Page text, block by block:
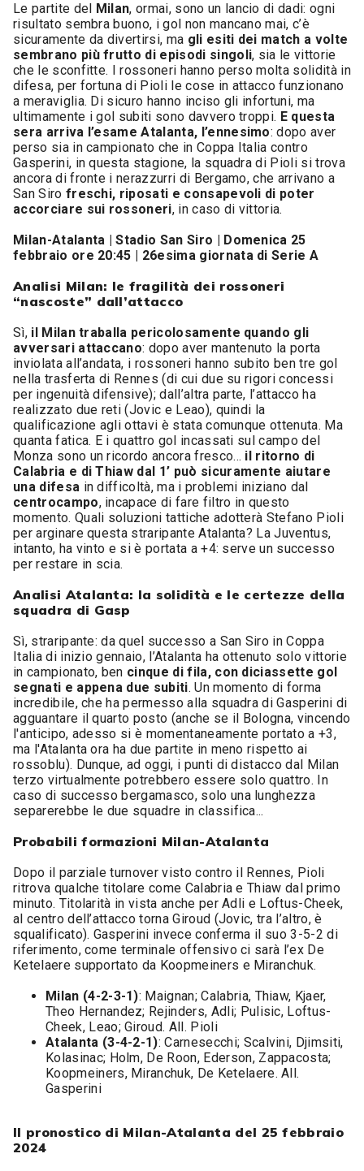
Le partite del Milan, ormai, sono un lancio di dadi: ogni
risultato sembra buono, i gol non mancano mai, c’è
sicuramente da divertirsi, ma gli esiti dei match a volte
sembrano più frutto di episodi singoli, sia le vittorie
che le sconfitte. I rossoneri hanno perso molta solidità in
difesa, per fortuna di Pioli le cose in attacco funzionano
a meraviglia. Di sicuro hanno inciso gli infortuni, ma
ultimamente i gol subiti sono davvero troppi. E questa
sera arriva l’esame Atalanta, l’ennesimo: dopo aver
perso sia in campionato che in Coppa Italia contro
Gasperini, in questa stagione, la squadra di Pioli si trova
ancora di fronte i nerazzurri di Bergamo, che arrivano a
San Siro freschi, riposati e consapevoli di poter
accorciare sui rossoneri, in caso di vittoria.
Milan-Atalanta | Stadio San Siro | Domenica 25
febbraio ore 20:45 | 26esima giornata di Serie A
Analisi Milan: le fragilità dei rossoneri
“nascoste” dall’attacco
Sì, il Milan traballa pericolosamente quando gli
avversari attaccano: dopo aver mantenuto la porta
inviolata all’andata, i rossoneri hanno subito ben tre gol
nella trasferta di Rennes (di cui due su rigori concessi
per ingenuità difensive); dall’altra parte, l’attacco ha
realizzato due reti (Jovic e Leao), quindi la
qualificazione agli ottavi è stata comunque ottenuta. Ma
quanta fatica. E i quattro gol incassati sul campo del
Monza sono un ricordo ancora fresco... il ritorno di
Calabria e di Thiaw dal 1’ può sicuramente aiutare
una difesa in difficoltà, ma i problemi iniziano dal
centrocampo, incapace di fare filtro in questo
momento. Quali soluzioni tattiche adotterà Stefano Pioli
per arginare questa straripante Atalanta? La Juventus,
intanto, ha vinto e si è portata a +4: serve un successo
per restare in scia.
Analisi Atalanta: la solidità e le certezze della
squadra di Gasp
Sì, straripante: da quel successo a San Siro in Coppa
Italia di inizio gennaio, l’Atalanta ha ottenuto solo vittorie
in campionato, ben cinque di fila, con diciassette gol
segnati e appena due subiti. Un momento di forma
incredibile, che ha permesso alla squadra di Gasperini di
agguantare il quarto posto (anche se il Bologna, vincendo
l'anticipo, adesso si è momentaneamente portato a +3,
ma l'Atalanta ora ha due partite in meno rispetto ai
rossoblu). Dunque, ad oggi, i punti di distacco dal Milan
terzo virtualmente potrebbero essere solo quattro. In
caso di successo bergamasco, solo una lunghezza
separerebbe le due squadre in classifica...
Probabili formazioni Milan-Atalanta
Dopo il parziale turnover visto contro il Rennes, Pioli
ritrova qualche titolare come Calabria e Thiaw dal primo
minuto. Titolarità in vista anche per Adli e Loftus-Cheek,
al centro dell’attacco torna Giroud (Jovic, tra l’altro, è
squalificato). Gasperini invece conferma il suo 3-5-2 di
riferimento, come terminale offensivo ci sarà l’ex De
Ketelaere supportato da Koopmeiners e Miranchuk.
Milan (4-2-3-1): Maignan; Calabria, Thiaw, Kjaer,
Theo Hernandez; Rejinders, Adli; Pulisic, Loftus-
Cheek, Leao; Giroud. All. Pioli
Atalanta (3-4-2-1): Carnesecchi; Scalvini, Djimsiti,
Kolasinac; Holm, De Roon, Ederson, Zappacosta;
Koopmeiners, Miranchuk, De Ketelaere. All.
Gasperini
Il pronostico di Milan-Atalanta del 25 febbraio
2024